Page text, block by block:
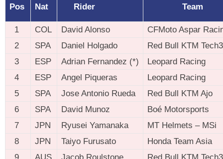
Pos Nat Rider Team
1 COL David Alonso
CFMoto Aspar
2
SPA Daniel Holgado
Red Bull KTM Tech3
3
ESP Adrian Fernandez (*)
Leopard Racing
4
ESP Angel Piqueras
Leopard Racing
5
SPA Jose Antonio Rueda
Red Bull KTM Ajo
6
SPA David Munoz
Boé Motorsports
7
JPN Ryusei Yamanaka
MT Helmets – MSi
8
JPN Taiyo Furusato
Honda Team Asia